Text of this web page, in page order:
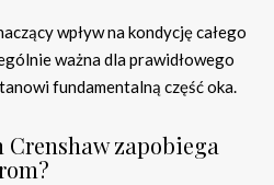
wpływ na kondycję całego
ważna dla prawidłowego
fundamentalną część oka.
zapobiega